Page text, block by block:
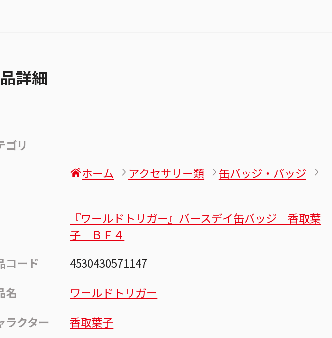
詳細
ゴリ
ホーム
アクセサリー類 缶バッジ・バッジ
『ワールドトリガー』バースデイ缶バッジ 香取葉
子 ＢＦ４
コード
4530430571147
名
ワールドトリガー
ラクター
香取葉子